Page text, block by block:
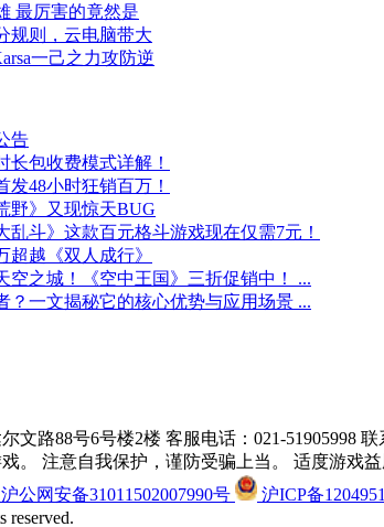
最厉害的竟然是
规则，云电脑带大
一己之力攻防逆
告
长包收费模式详解！
48小时狂销百万！
野》又现惊天BUG
乱斗》这款百元格斗游戏现在仅需7元！
超越《双人成行》
空之城！《空中王国》三折促销中！ ...
？一文揭秘它的核心优势与应用场景 ...
文路88号6号楼2楼 客服电话：021-51905998 联
。 注意自我保护，谨防受骗上当。 适度游戏
沪公网安备31011502007990号 沪ICP备